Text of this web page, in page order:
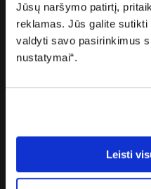
Jūsų naršymo patirtį,
reklamas. Jūs galite
valdyti savo pasirinkimus
nustatymai“.
Leisti
Karjera
Žiniasklaidai
Prieinamumo paraiška
Naudinga